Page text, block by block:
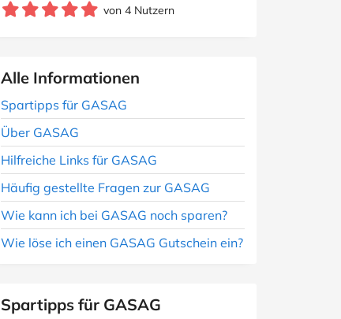
von 4 Nutzern
Alle Informationen
Spartipps für GASAG
Über GASAG
Hilfreiche Links für GASAG
Häufig gestellte Fragen zur GASAG
Wie kann ich bei GASAG noch sparen?
Wie löse ich einen GASAG Gutschein ein?
Spartipps für GASAG